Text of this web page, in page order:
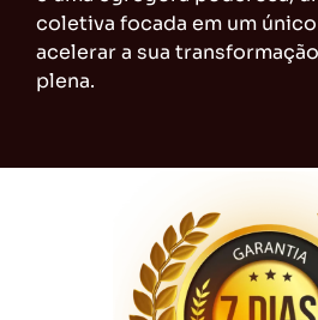
coletiva focada em um
acelerar a sua
plena.